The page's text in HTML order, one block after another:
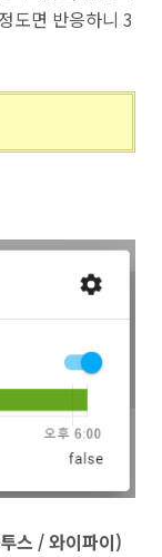
도면 반응하니 3
스 / 와이파이)